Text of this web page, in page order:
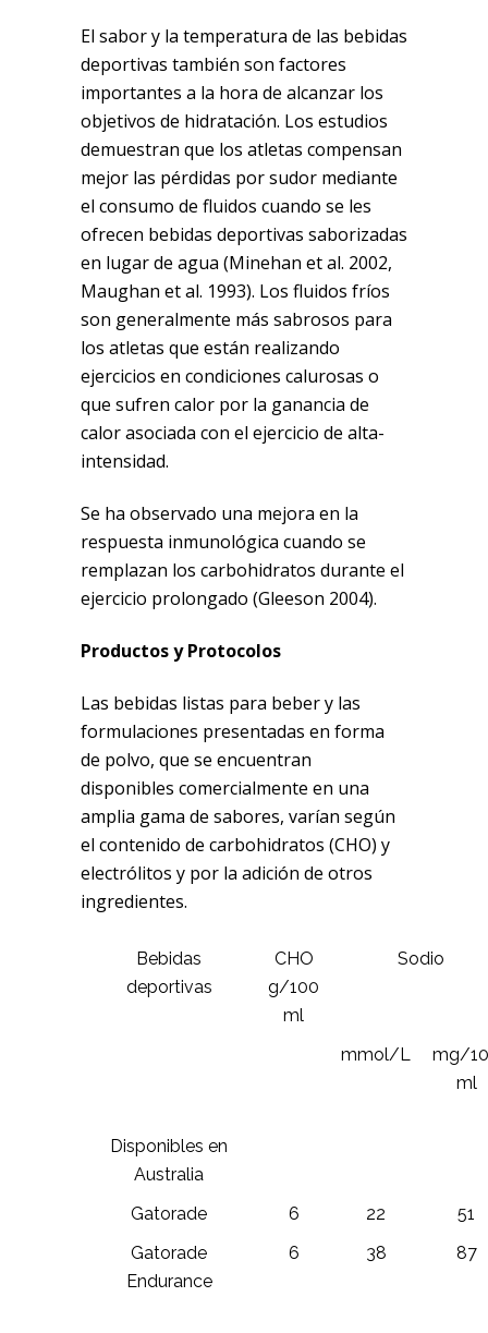
El sabor y la temperatura de las bebidas
deportivas también son factores
importantes a la hora de alcanzar los
objetivos de hidratación. Los estudios
demuestran que los atletas compensan
mejor las pérdidas por sudor mediante
el consumo de fluidos cuando se les
ofrecen bebidas deportivas saborizadas
en lugar de agua (Minehan et al. 2002,
Maughan et al. 1993). Los fluidos fríos
son generalmente más sabrosos para
los atletas que están realizando
ejercicios en condiciones calurosas o
que sufren calor por la ganancia de
calor asociada con el ejercicio de alta-
intensidad.
Se ha observado una mejora en la
respuesta inmunológica cuando se
remplazan los carbohidratos durante el
ejercicio prolongado (Gleeson 2004).
Productos y Protocolos
Las bebidas listas para beber y las
formulaciones presentadas en forma
de polvo, que se encuentran
disponibles comercialmente en una
amplia gama de sabores, varían según
el contenido de carbohidratos (CHO) y
electrólitos y por la adición de otros
ingredientes.
Bebidas
deportivas
CHO
g/100
ml
Sodio
mmol/L
mg/
ml
Disponibles en
Australia
Gatorade
6 22
51
Gatorade
Endurance
6 38 87